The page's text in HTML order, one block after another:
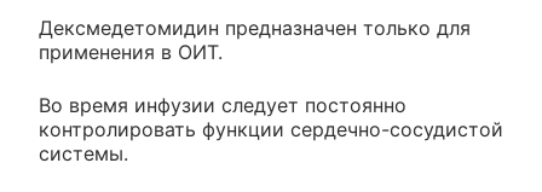
Дексмедетомидин предназначен только для
применения в ОИТ.
Во время инфузии следует постоянно
контролировать функции сердечно-сосудистой
системы.